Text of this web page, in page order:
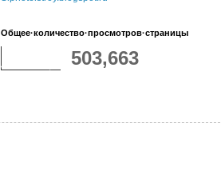
Общее·количество·просмотров·страницы
503,663